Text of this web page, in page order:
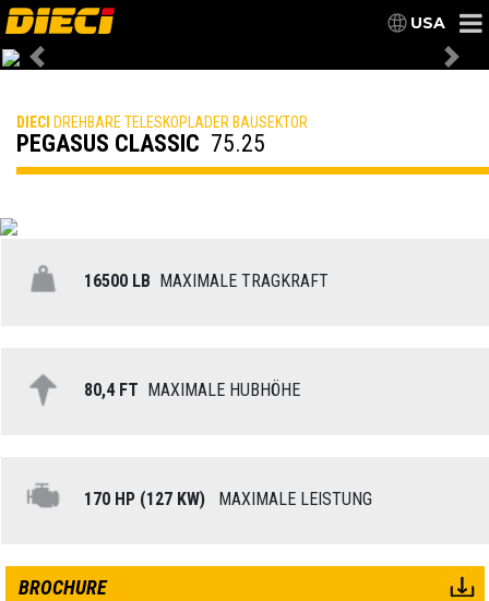
USA
Previous
DIECI DREHBARE TELESKOPLADER BAUSEKTOR
PEGASUS CLASSIC 75.25
16500 LB MAXIMALE TRAGKRAFT
80,4 FT MAXIMALE HUBHÖHE
170 HP (127 KW) MAXIMALE LEISTUNG
BROCHURE